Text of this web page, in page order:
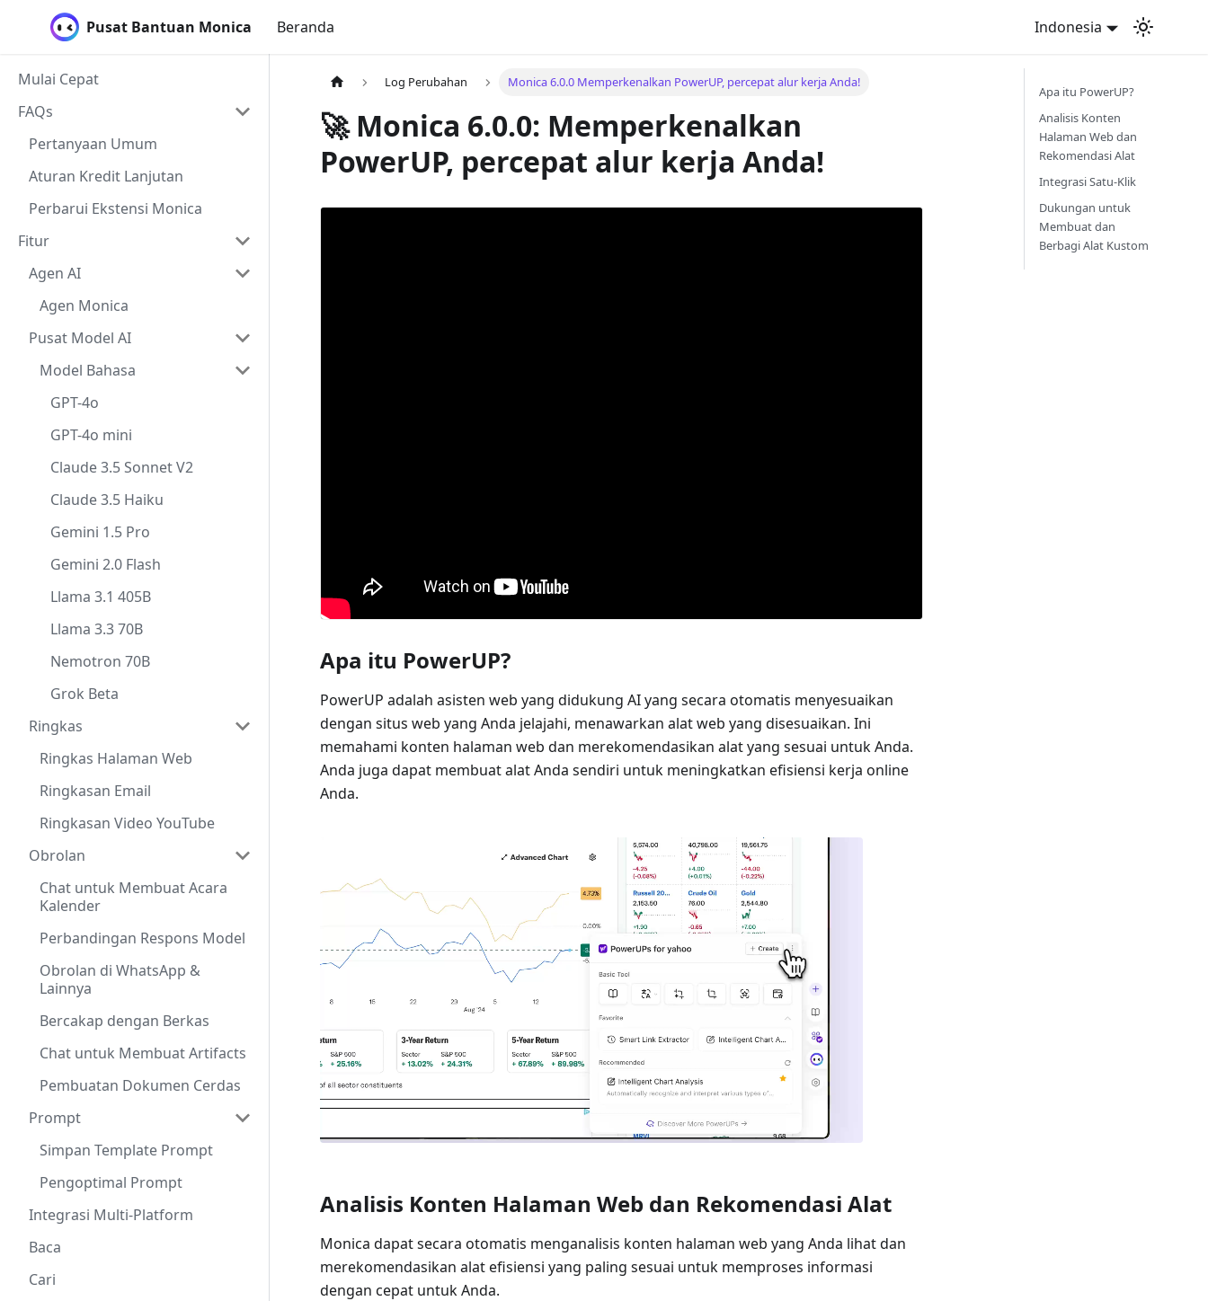
Pusat Bantuan Monica Beranda Indonesia
Mulai Cepat
FAQs
Pertanyaan Umum
Aturan Kredit Lanjutan
Perbarui Ekstensi Monica
Fitur
Agen AI
Agen Monica
Pusat Model AI
Model Bahasa
GPT-4o
GPT-4o mini
Claude 3.5 Sonnet V2
Claude 3.5 Haiku
Gemini 1.5 Pro
Gemini 2.0 Flash
Llama 3.1 405B
Llama 3.3 70B
Nemotron 70B
Grok Beta
Ringkas
Ringkas Halaman Web
Ringkasan Email
Ringkasan Video YouTube
Obrolan
Chat untuk Membuat Acara
Kalender
Perbandingan Respons Model
Obrolan di WhatsApp &
Lainnya
Bercakap dengan Berkas
Chat untuk Membuat Artifacts
Pembuatan Dokumen Cerdas
Prompt
Simpan Template Prompt
Pengoptimal Prompt
Integrasi Multi-Platform
Baca
Cari
Log Perubahan Monica 6.0.0 Memperkenalkan PowerUP, percepat alur kerja Anda!
🚀 Monica 6.0.0: Memperkenalkan
PowerUP, percepat alur kerja Anda!
Apa itu PowerUP?
PowerUP adalah asisten web yang didukung AI yang secara otomatis menyesuaikan
dengan situs web yang Anda jelajahi, menawarkan alat web yang disesuaikan. Ini
memahami konten halaman web dan merekomendasikan alat yang sesuai untuk Anda.
Anda juga dapat membuat alat Anda sendiri untuk meningkatkan efisiensi kerja online
Anda.
Analisis Konten Halaman Web dan Rekomendasi Alat
Monica dapat secara otomatis menganalisis konten halaman web yang Anda lihat dan
merekomendasikan alat efisiensi yang paling sesuai untuk memproses informasi
dengan cepat untuk Anda.
Apa itu PowerUP?
Analisis Konten
Halaman Web dan
Rekomendasi Alat
Integrasi Satu-Klik
Dukungan untuk
Membuat dan
Berbagi Alat Kustom